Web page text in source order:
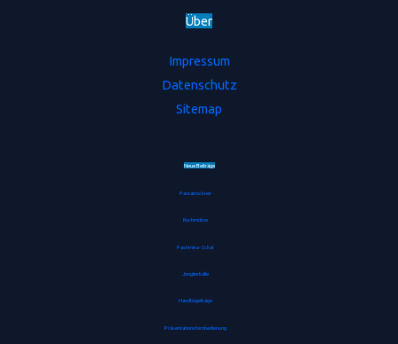
Über
Impressum
Datenschutz
Sitemap
Neue Beiträge
Pastatrockner
Kochmütze
Pashmina-Schal
Jonglierbälle
Handbügelsäge
Präsentationsfernbedienung